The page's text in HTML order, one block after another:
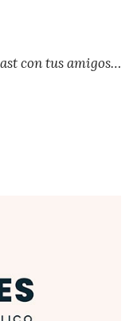
con tus amigos…